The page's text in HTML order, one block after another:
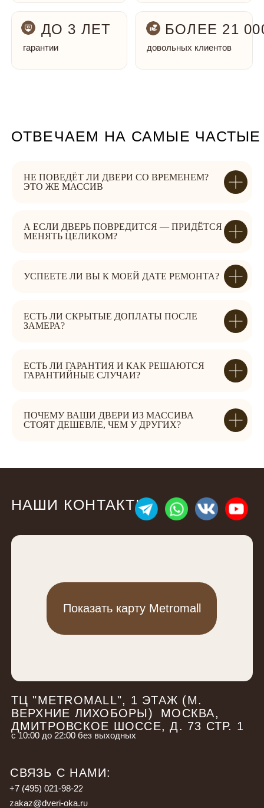
НЕ ПОВЕДЁТ ЛИ ДВЕРИ СО ВРЕМЕНЕМ?
ЭТО ЖЕ МАССИВ
А ЕСЛИ ДВЕРЬ ПОВРЕДИТСЯ — ПРИДЁТСЯ
МЕНЯТЬ ЦЕЛИКОМ?
УСПЕЕТЕ ЛИ ВЫ К МОЕЙ ДАТЕ РЕМОНТА?
ЕСТЬ ЛИ СКРЫТЫЕ ДОПЛАТЫ ПОСЛЕ
ЗАМЕРА?
ЕСТЬ ЛИ ГАРАНТИЯ И КАК РЕШАЮТСЯ
ГАРАНТИЙНЫЕ СЛУЧАИ?
ПОЧЕМУ ВАШИ ДВЕРИ ИЗ МАССИВА
СТОЯТ ДЕШЕВЛЕ, ЧЕМ У ДРУГИХ?
+7 (495) 021-98-22
zakaz@dveri-oka.ru